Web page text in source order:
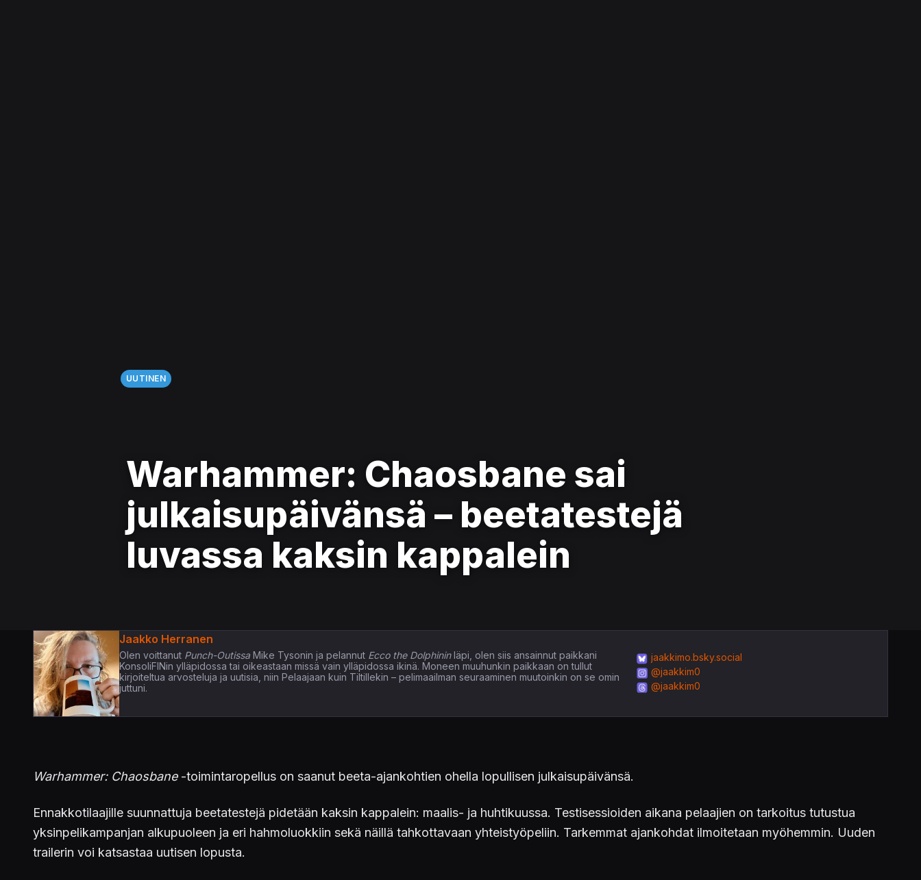
UUTINEN
Warhammer: Chaosbane sai
julkaisupäivänsä – beetatestejä
luvassa kaksin kappalein
Jaakko Herranen
Olen voittanut Punch-Outissa Mike Tysonin ja pelannut Ecco the Dolphininläpi, olen siis ansainnut paikkani
KonsoliFINin ylläpidossa tai oikeastaan missä vain ylläpidossa ikinä. Moneen muuhunkin paikkaan on tullut
kirjoiteltua arvosteluja ja uutisia, niin Pelaajaan kuin Tiltillekin – pelimaailman seuraaminen muutoinkin on se omin
juttuni.
jaakkimo.bsky.social
@jaakkim0
@jaakkim0
Warhammer: Chaosbane-toimintaropellus on saanut beeta-ajankohtien ohella lopullisen julkaisupäivänsä.
Ennakkotilaajille suunnattuja beetatestejä pidetään kaksin kappalein: maalis- ja huhtikuussa. Testisessioiden aikana pelaajien on tarkoitus tutustua
yksinpelikampanjan alkupuoleen ja eri hahmoluokkiin sekä näillä tahkottavaan yhteistyöpeliin. Tarkemmat ajankohdat ilmoitetaan myöhemmin. Uuden
trailerin voi katsastaa uutisen lopusta.